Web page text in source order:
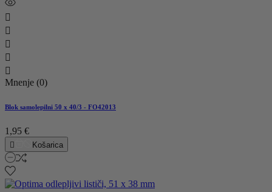





Mnenje (0)
Blok samolepilni 50 x 40/3 - FO42013
1,95 €
 Košarica